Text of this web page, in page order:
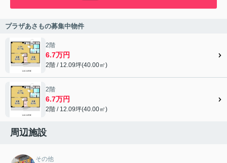
プラザあさもの募集中物件
2階
6.7万円
2階 / 12.09坪(40.00㎡)
2階
6.7万円
2階 / 12.09坪(40.00㎡)
周辺施設
その他